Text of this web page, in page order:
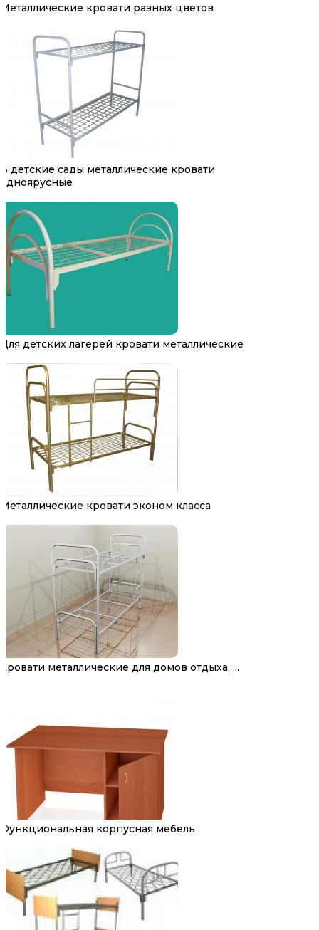
Металлические кровати разных цветов
В детские сады металлические кровати
одноярусные
Для детских лагерей кровати металлические
Металлические кровати эконом класса
Кровати металлические для домов отдыха, ...
Функциональная корпусная мебель